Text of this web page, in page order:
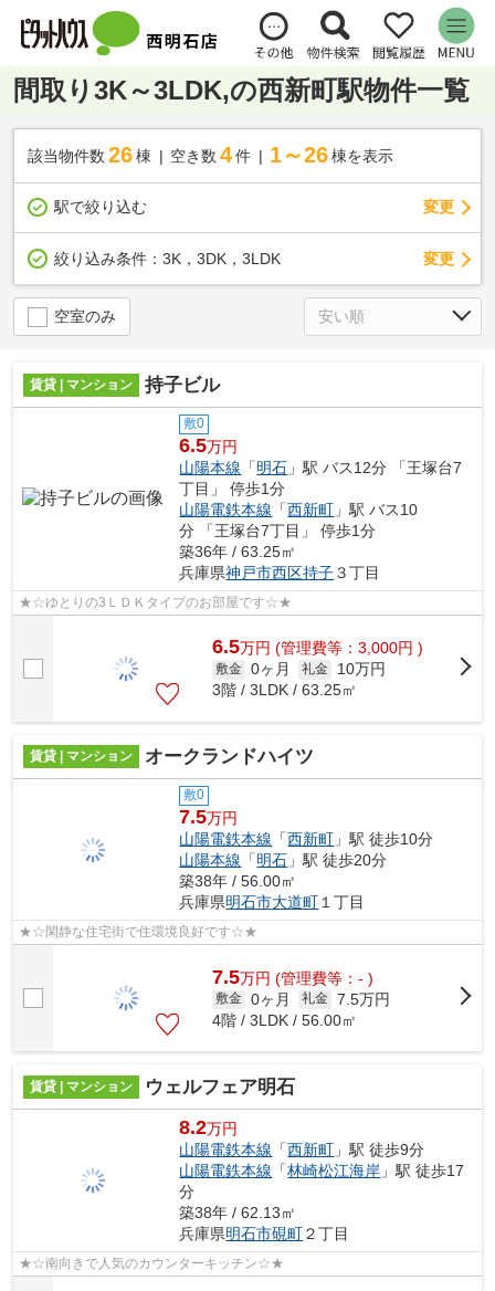
間取り3K～3LDK,の西新町駅物件一覧
該当物件数 26棟 空き数 4 件 1～26 棟を表示
駅で絞り込む 変更
絞り込み条件： 3K，3DK，3LDK 変更
空室のみ
賃貸 | マンション 持子ビル
敷0
6.5万円
山陽本線 「明石 」駅 バス12分 「王塚台7
丁目」 停歩1分
山陽電鉄本線 「西新町 」駅 バス10
分 「王塚台7丁目」 停歩1分
築36年 / 63.25㎡
兵庫県神戸市西区持子３丁目
★☆ゆとりの3ＬＤＫタイプのお部屋です☆★
6.5万円 (管理費等：3,000円 )
敷金 0ヶ月 礼金
10万円
3階 / 3LDK / 63.25㎡
賃貸 | マンション オークランドハイツ
敷0
7.5万円
山陽電鉄本線 「西新町 」駅 徒歩10分
山陽本線 「明石 」駅 徒歩20分
築38年 / 56.00㎡
兵庫県明石市大道町１丁目
★☆閑静な住宅街で住環境良好です☆★
7.5万円 (管理費等：- )
敷金 0ヶ月 礼金 7.5万円
4階 / 3LDK / 56.00㎡
賃貸 | マンション ウェルフェア明石
8.2万円
山陽電鉄本線 「西新町 」駅 徒歩9分
山陽電鉄本線 「林崎松江海岸 」駅 徒歩17
分
築38年 / 62.13㎡
兵庫県明石市硯町２丁目
★☆南向きで人気のカウンターキッチン☆★